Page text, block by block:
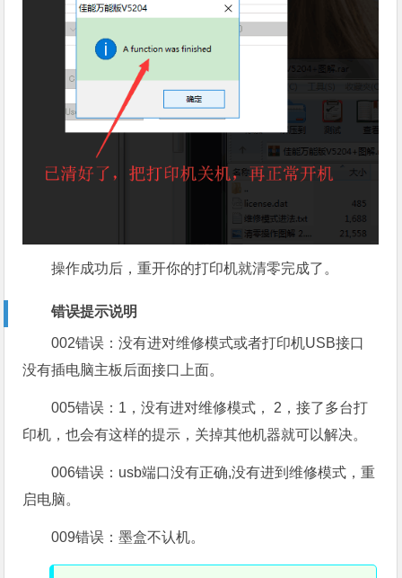
操作成功后，重开你的打印机就清零完成了。
错误提示说明
002错误：没有进对维修模式或者打印机USB接口
没有插电脑主板后面接口上面。
005错误：1，没有进对维修模式， 2，接了多台打
印机，也会有这样的提示，关掉其他机器就可以解决。
006错误：usb端口没有正确,没有进到维修模式，重
启电脑。
009错误：墨盒不认机。